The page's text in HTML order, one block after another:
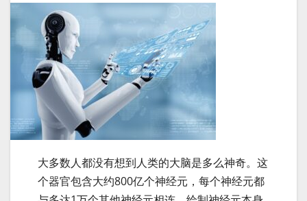
大多数人都没有想到人类的大脑是多么神奇。这
个器官包含大约800亿个神经元，每个神经元都